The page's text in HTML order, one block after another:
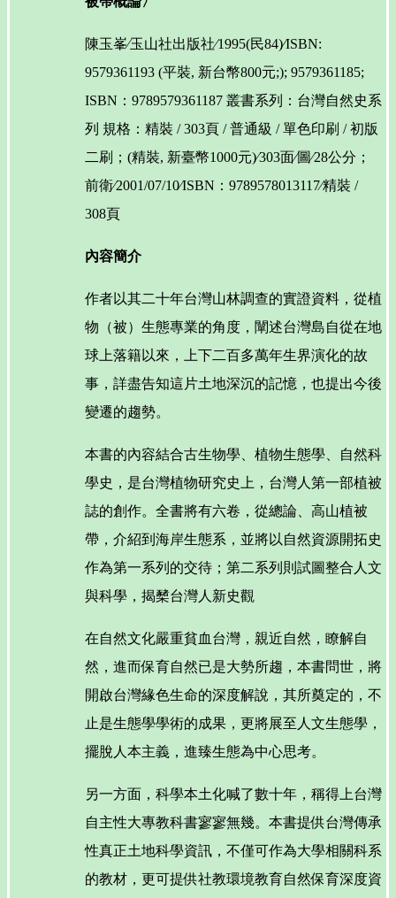
陳玉峯∕玉山社出版社∕1995(民84)∕ISBN:
9579361193 (平裝, 新台幣800元;); 9579361185;
ISBN：9789579361187 叢書系列：台灣自然史系
列 規格：精裝 / 303頁 / 普通級 / 單色印刷 / 初版
二刷；(精裝, 新臺幣1000元)∕303面∕圖∕28公分；
前衛∕2001/07/10∕ISBN：9789578013117∕精裝 /
308頁
內容簡介
作者以其二十年台灣山林調查的實證資料，從植
物（被）生態專業的角度，闡述台灣島自從在地
球上落籍以來，上下二百多萬年生界演化的故
事，詳盡告知這片土地深沉的記憶，也提出今後
變遷的趨勢。
本書的內容結合古生物學、植物生態學、自然科
學史，是台灣植物研究史上，台灣人第一部植被
誌的創作。全書將有六卷，從總論、高山植被
帶，介紹到海岸生態系，並將以自然資源開拓史
作為第一系列的交待；第二系列則試圖整合人文
與科學，揭櫫台灣人新史觀
在自然文化嚴重貧血台灣，親近自然，瞭解自
然，進而保育自然已是大勢所趨，本書問世，將
開啟台灣緣色生命的深度解說，其所奠定的，不
止是生態學學術的成果，更將展至人文生態學，
擺脫人本主義，進臻生態為中心思考。
另一方面，科學本土化喊了數十年，稱得上台灣
自主性大專教科書寥寥無幾。本書提供台灣傳承
性真正土地科學資訊，不僅可作為大學相關科系
的教材，更可提供社教環境教育自然保育深度資